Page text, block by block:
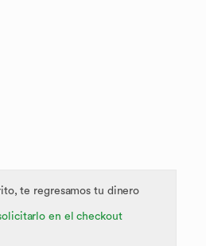
te regresamos tu dinero
en el checkout